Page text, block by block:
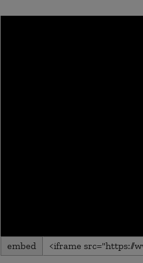
0
seconds
embed